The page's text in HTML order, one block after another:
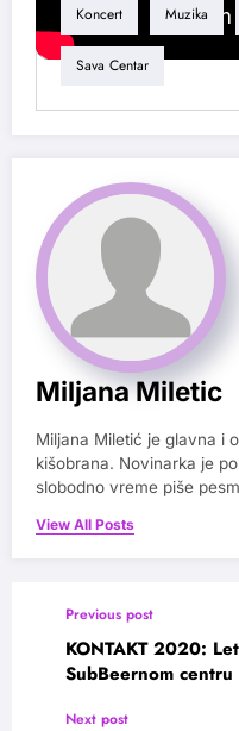
Koncert Muzika
Sava Centar
Miljana Miletic
Miljana Miletić je glavna i
kišobrana. Novinarka je
slobodno vreme piše
View All Posts
Previous post
KONTAKT 2020:
SubBeernom centru
Next post